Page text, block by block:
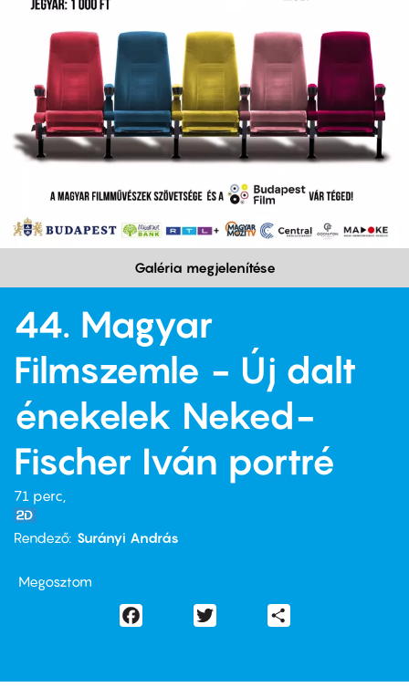
Galéria megjelenítése
44. Magyar
Filmszemle - Új dalt
énekelek Neked-
Fischer Iván portré
71 perc,
Rendező Surányi András
Megosztom
Facebook